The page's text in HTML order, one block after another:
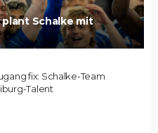
plant Schalke mit
fix: Schalke-Team
Talent